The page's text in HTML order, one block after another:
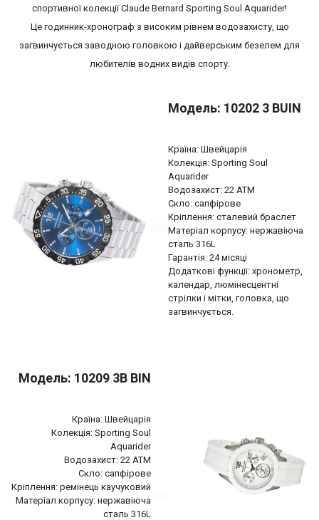
спортивної колекції Claude Bernard Sporting Soul Aquarider!
Це годинник-хронограф з високим рівнем водозахисту, що
загвинчується заводною головкою і дайверським безелем для
любителів водних видів спорту.
Модель: 10202 3 BUIN
Країна: Швейцарія
Колекція: Sporting Soul
Aquarider
Водозахист: 22 АТМ
Скло: сапфірове
Кріплення: сталевий браслет
Матеріал корпусу: нержавіюча
сталь 316L
Гарантія: 24 місяці
Додаткові функції: хронометр,
календар, люмінесцентні
стрілки і мітки, головка, що
загвинчується.
Модель: 10209 3B BIN
Країна: Швейцарія
Колекція: Sporting Soul
Aquarider
Водозахист: 22 АТМ
Скло: сапфірове
Кріплення: ремінець каучуковий
Матеріал корпусу: нержавіюча
сталь 316L